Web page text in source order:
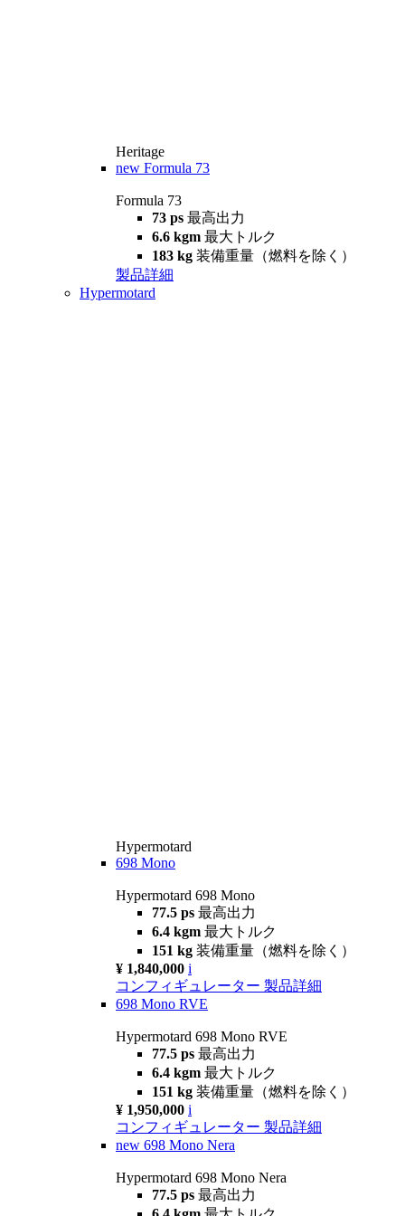
Heritage
new Formula 73
Formula 73
73 ps 最高出力
6.6 kgm 最大トルク
183 kg 装備重量（燃料を除く）
製品詳細
Hypermotard
Hypermotard
698 Mono
Hypermotard 698 Mono
77.5 ps 最高出力
6.4 kgm 最大トルク
151 kg 装備重量（燃料を除く）
¥ 1,840,000 i
コンフィギュレーター 製品詳細
698 Mono RVE
Hypermotard 698 Mono RVE
77.5 ps 最高出力
6.4 kgm 最大トルク
151 kg 装備重量（燃料を除く）
¥ 1,950,000 i
コンフィギュレーター 製品詳細
new 698 Mono Nera
Hypermotard 698 Mono Nera
77.5 ps 最高出力